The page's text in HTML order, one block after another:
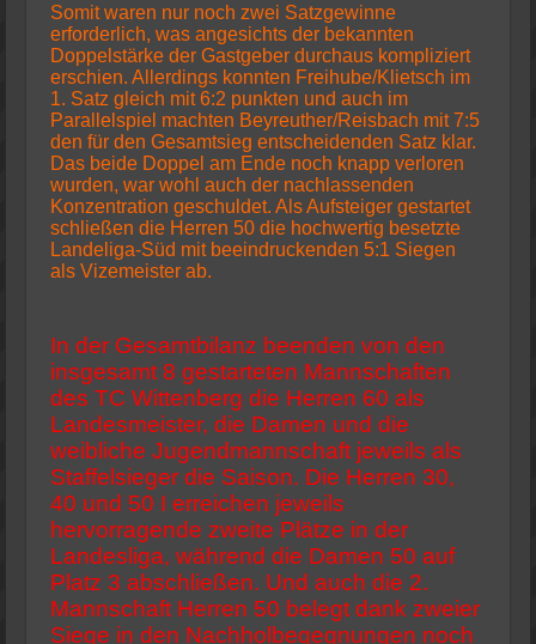
Somit waren nur noch zwei Satzgewinne
erforderlich, was angesichts der bekannten
Doppelstärke der Gastgeber durchaus kompliziert
erschien. Allerdings konnten Freihube/Klietsch im
1. Satz gleich mit 6:2 punkten und auch im
Parallelspiel machten Beyreuther/Reisbach mit 7:5
den für den Gesamtsieg entscheidenden Satz klar.
Das beide Doppel am Ende noch knapp verloren
wurden, war wohl auch der nachlassenden
Konzentration geschuldet. Als Aufsteiger gestartet
schließen die Herren 50 die hochwertig besetzte
Landeliga-Süd mit beeindruckenden 5:1 Siegen
als Vizemeister ab.
In der Gesamtbilanz beenden von den
insgesamt 8 gestarteten Mannschaften
des TC Wittenberg die Herren 60 als
Landesmeister, die Damen und die
weibliche Jugendmannschaft jeweils als
Staffelsieger die Saison. Die Herren 30,
40 und 50 I erreichen jeweils
hervorragende zweite Plätze in der
Landesliga, während die Damen 50 auf
Platz 3 abschließen. Und auch die 2.
Mannschaft Herren 50 belegt dank zweier
Siege in den Nachholbegegnungen noch